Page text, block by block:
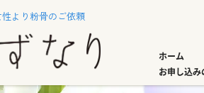
より粉骨のご依頼
ホーム
お申し込み